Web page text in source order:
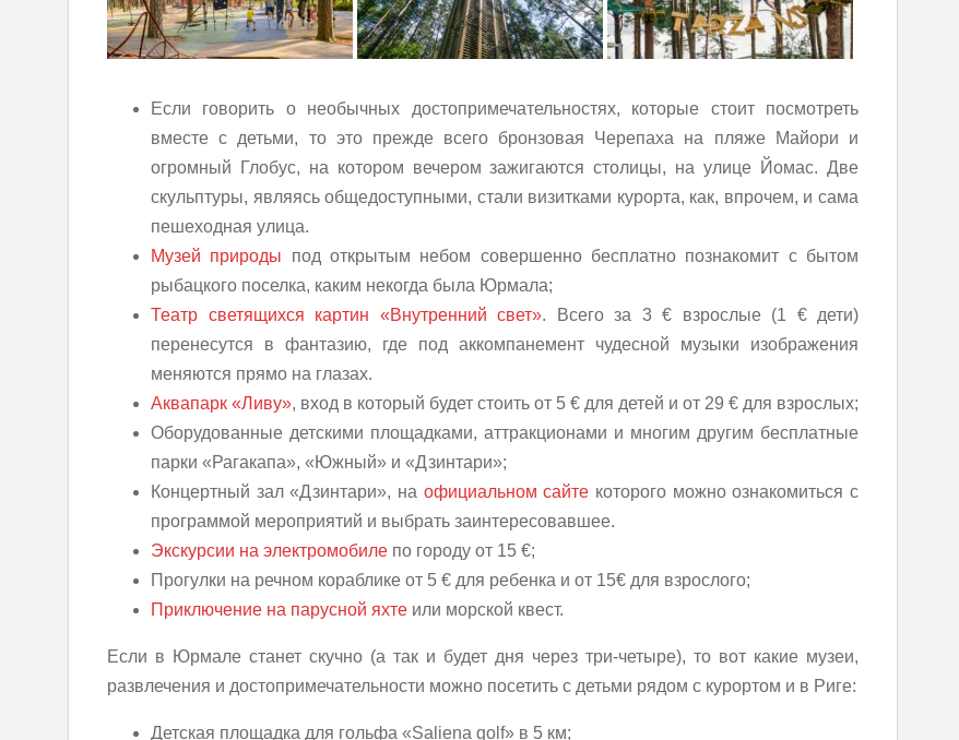
Если говорить о необычных достопримечательностях, которые стоит посмотреть
вместе с детьми, то это прежде всего бронзовая Черепаха на пляже Майори и
огромный Глобус, на котором вечером зажигаются столицы, на улице Йомас. Две
скульптуры, являясь общедоступными, стали визитками курорта, как, впрочем, и сама
пешеходная улица.
Музей природы под открытым небом совершенно бесплатно познакомит с бытом
рыбацкого поселка, каким некогда была Юрмала;
Театр светящихся картин «Внутренний свет». Всего за 3 € взрослые (1 € дети)
перенесутся в фантазию, где под аккомпанемент чудесной музыки изображения
меняются прямо на глазах.
Аквапарк «Ливу», вход в который будет стоить от 5 € для детей и от 29 € для взрослых;
Оборудованные детскими площадками, аттракционами и многим другим бесплатные
парки «Рагакапа», «Южный» и «Дзинтари»;
Концертный зал «Дзинтари», на официальном сайте которого можно ознакомиться с
программой мероприятий и выбрать заинтересовавшее.
Экскурсии на электромобиле по городу от 15 €;
Прогулки на речном кораблике от 5 € для ребенка и от 15€ для взрослого;
Приключение на парусной яхте или морской квест.
Если в Юрмале станет скучно (а так и будет дня через три-четыре), то вот какие музеи,
развлечения и достопримечательности можно посетить с детьми рядом с курортом и в Риге:
Детская площадка для гольфа «Saliena golf» в 5 км;